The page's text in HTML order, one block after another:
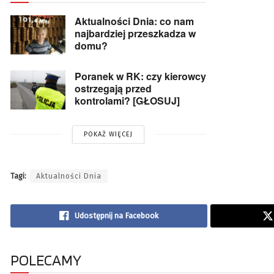
Aktualności Dnia: co nam
najbardziej przeszkadza w
domu?
Poranek w RK: czy kierowcy
ostrzegają przed
kontrolami? [GŁOSUJ]
POKAŻ WIĘCEJ
Tagi: Aktualności Dnia
Udostępnij na Facebook
POLECAMY